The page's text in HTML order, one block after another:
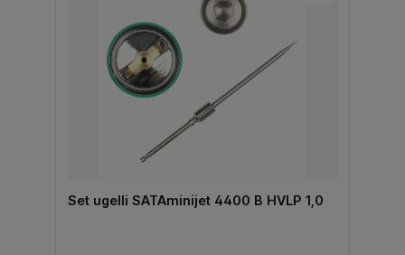
Set ugelli SATAminijet 4400 B HVLP 1,0